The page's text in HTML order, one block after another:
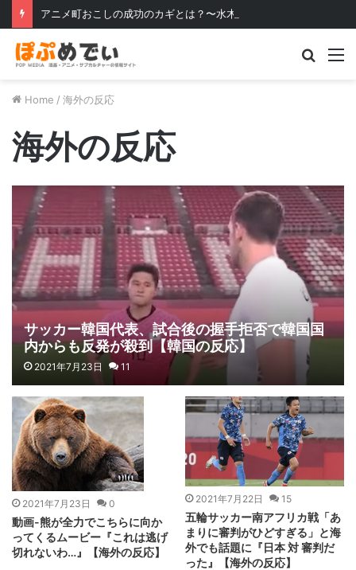
Home / 海外の反応
海外の反応
サッカー韓国代表、試合後の握手拒否で韓国国
内からも反発が殺到【韓国の反応】
2021年7月23日 11
2021年7月23日 0
動画-熊が全力でこちらに向か
ってくるムービー『これは逃げ
切れないわ…』【海外の反応】
2021年7月22日 15
五輪サッカー南アフリカ戦「あ
まりに審判がひどすぎる」と海
外でも話題に『日本 対 審判だ
った』【海外の反応】